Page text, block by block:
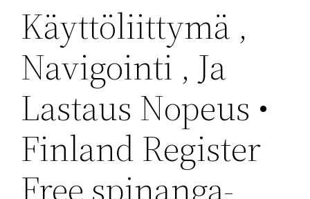
Käyttöliittymä ,
Navigointi , Ja
Lastaus Nopeus •
Finland Register
Free spinanga-